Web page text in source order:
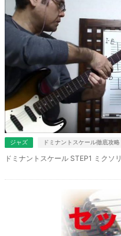
ジャズ ドミナントスケール徹底攻略
ドミナントスケール STEP1 ミクソ